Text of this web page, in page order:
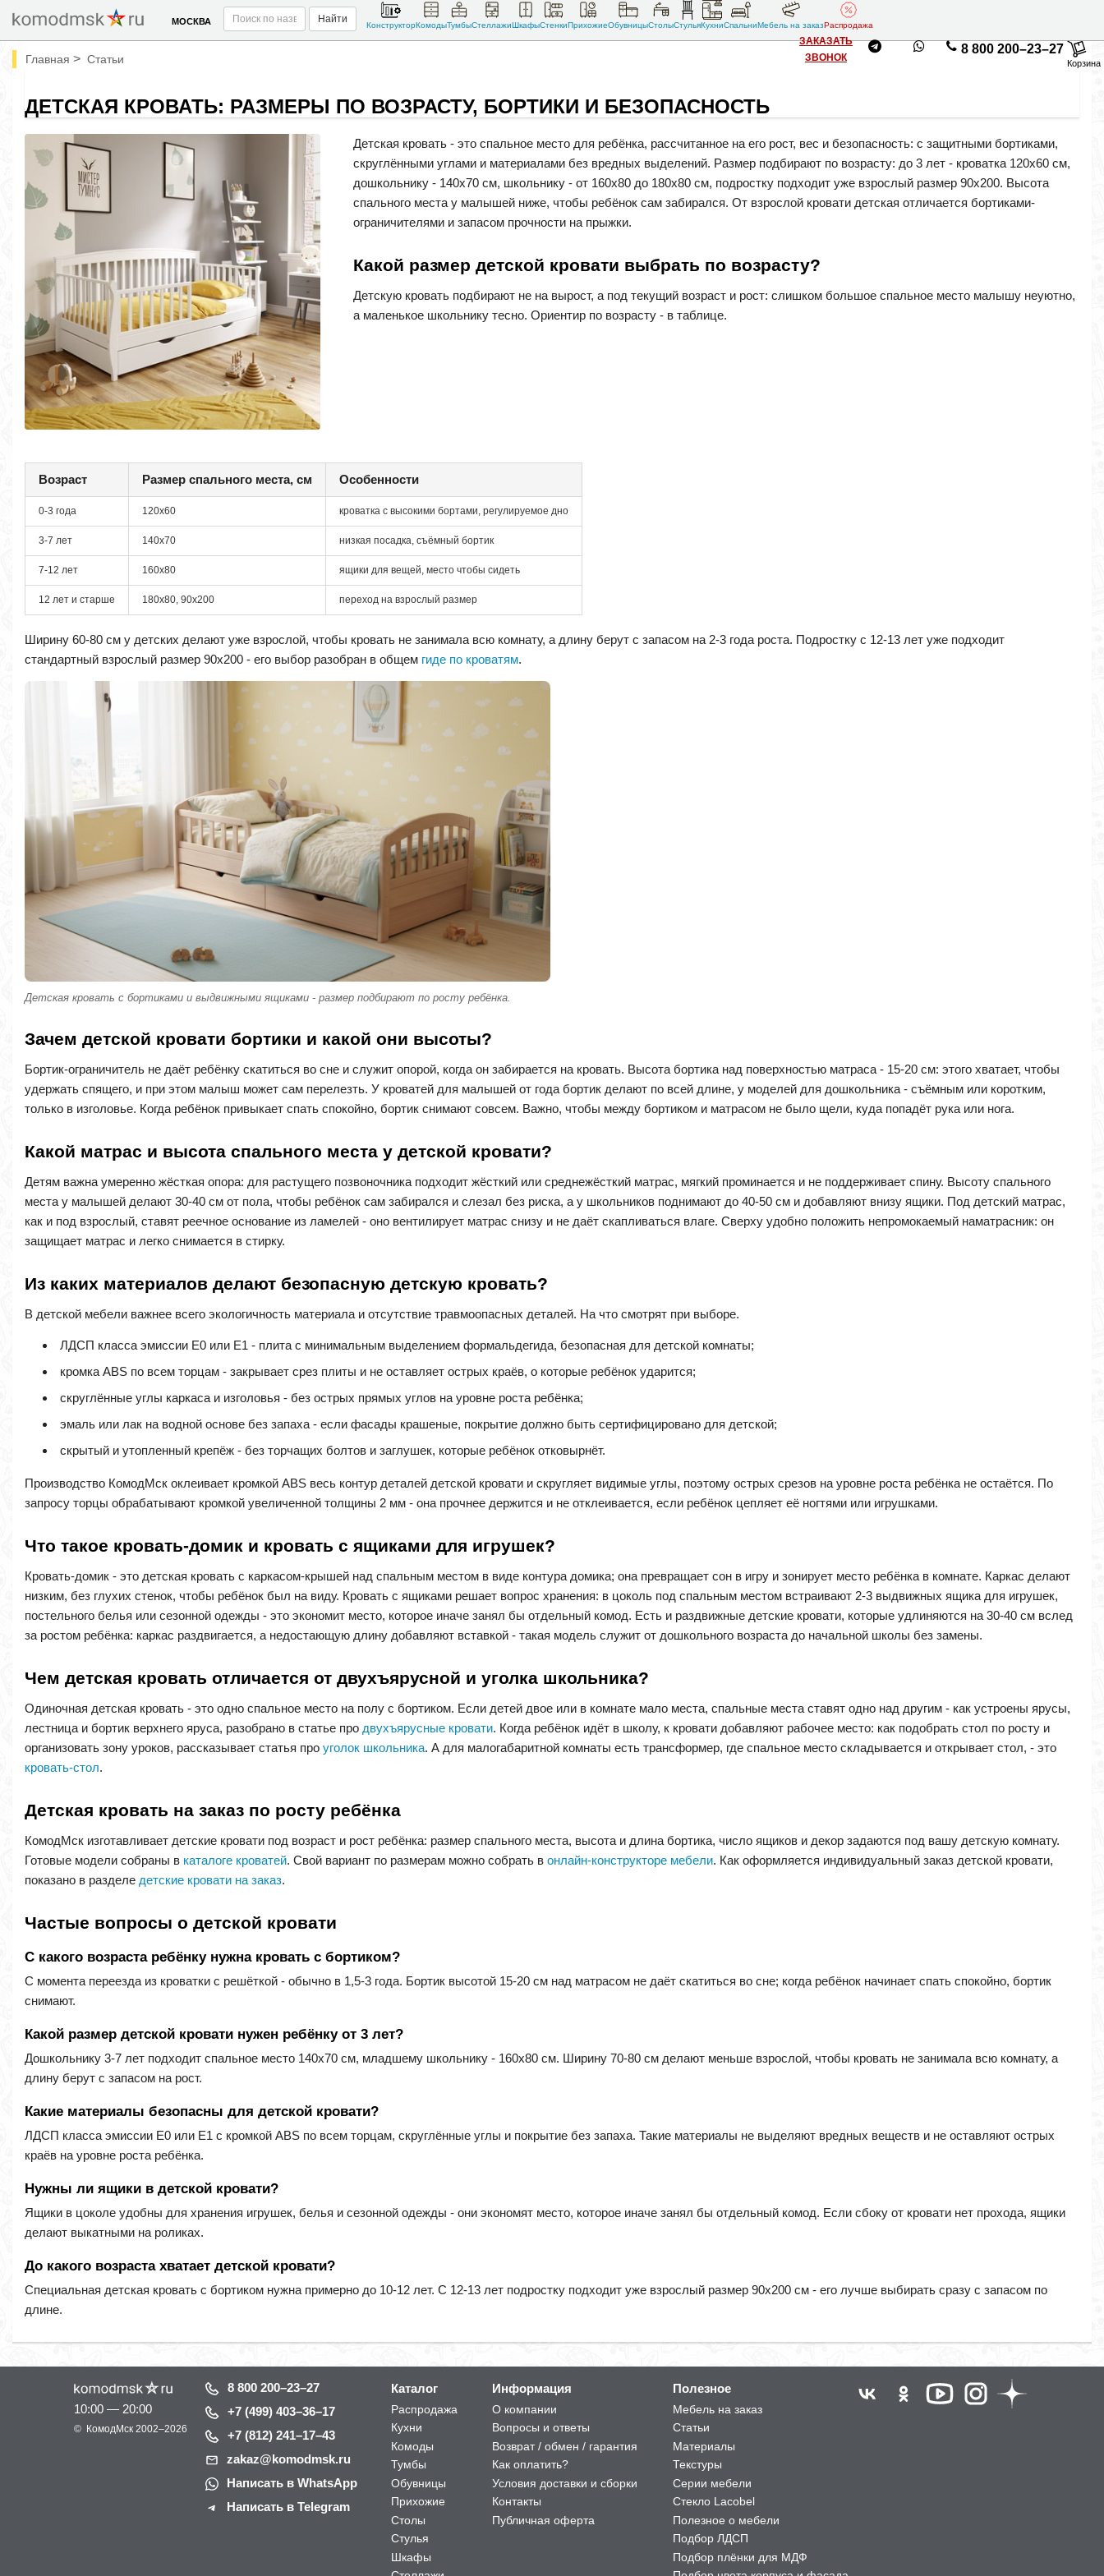
МОСКВА Найти
КонструкторКомодыТумбыСтеллажиШкафыСтенкиПрихожиеОбувницыСтолыСтульяКухниСпальниМебель на заказРаспродажа
ЗАКАЗАТЬ
ЗВОНОК
8 800 200–23–27
Корзина
Главная > Статьи
ДЕТСКАЯ КРОВАТЬ: РАЗМЕРЫ ПО ВОЗРАСТУ, БОРТИКИ И БЕЗОПАСНОСТЬ
Детская кровать - это спальное место для ребёнка, рассчитанное на его рост, вес и безопасность: с защитными бортиками,
скруглёнными углами и материалами без вредных выделений. Размер подбирают по возрасту: до 3 лет - кроватка 120х60 см,
дошкольнику - 140х70 см, школьнику - от 160х80 до 180х80 см, подростку подходит уже взрослый размер 90х200. Высота
спального места у малышей ниже, чтобы ребёнок сам забирался. От взрослой кровати детская отличается бортиками-
ограничителями и запасом прочности на прыжки.
Какой размер детской кровати выбрать по возрасту?
Детскую кровать подбирают не на вырост, а под текущий возраст и рост: слишком большое спальное место малышу неуютно,
а маленькое школьнику тесно. Ориентир по возрасту - в таблице.
Возраст Размер спального места, см Особенности
0-3 года 120х60 кроватка с высокими бортами, регулируемое дно
3-7 лет 140х70 низкая посадка, съёмный бортик
7-12 лет 160х80 ящики для вещей, место чтобы сидеть
12 лет и старше 180х80, 90х200 переход на взрослый размер
Ширину 60-80 см у детских делают уже взрослой, чтобы кровать не занимала всю комнату, а длину берут с запасом на 2-3 года роста. Подростку с 12-13 лет уже подходит
стандартный взрослый размер 90х200 - его выбор разобран в общем гиде по кроватям.
Детская кровать с бортиками и выдвижными ящиками - размер подбирают по росту ребёнка.
Зачем детской кровати бортики и какой они высоты?
Бортик-ограничитель не даёт ребёнку скатиться во сне и служит опорой, когда он забирается на кровать. Высота бортика над поверхностью матраса - 15-20 см: этого хватает, чтобы
удержать спящего, и при этом малыш может сам перелезть. У кроватей для малышей от года бортик делают по всей длине, у моделей для дошкольника - съёмным или коротким,
только в изголовье. Когда ребёнок привыкает спать спокойно, бортик снимают совсем. Важно, чтобы между бортиком и матрасом не было щели, куда попадёт рука или нога.
Какой матрас и высота спального места у детской кровати?
Детям важна умеренно жёсткая опора: для растущего позвоночника подходит жёсткий или среднежёсткий матрас, мягкий проминается и не поддерживает спину. Высоту спального
места у малышей делают 30-40 см от пола, чтобы ребёнок сам забирался и слезал без риска, а у школьников поднимают до 40-50 см и добавляют внизу ящики. Под детский матрас,
как и под взрослый, ставят реечное основание из ламелей - оно вентилирует матрас снизу и не даёт скапливаться влаге. Сверху удобно положить непромокаемый наматрасник: он
защищает матрас и легко снимается в стирку.
Из каких материалов делают безопасную детскую кровать?
В детской мебели важнее всего экологичность материала и отсутствие травмоопасных деталей. На что смотрят при выборе.
ЛДСП класса эмиссии E0 или E1 - плита с минимальным выделением формальдегида, безопасная для детской комнаты;
кромка ABS по всем торцам - закрывает срез плиты и не оставляет острых краёв, о которые ребёнок ударится;
скруглённые углы каркаса и изголовья - без острых прямых углов на уровне роста ребёнка;
эмаль или лак на водной основе без запаха - если фасады крашеные, покрытие должно быть сертифицировано для детской;
скрытый и утопленный крепёж - без торчащих болтов и заглушек, которые ребёнок отковырнёт.
Производство КомодМск оклеивает кромкой ABS весь контур деталей детской кровати и скругляет видимые углы, поэтому острых срезов на уровне роста ребёнка не остаётся. По
запросу торцы обрабатывают кромкой увеличенной толщины 2 мм - она прочнее держится и не отклеивается, если ребёнок цепляет её ногтями или игрушками.
Что такое кровать-домик и кровать с ящиками для игрушек?
Кровать-домик - это детская кровать с каркасом-крышей над спальным местом в виде контура домика; она превращает сон в игру и зонирует место ребёнка в комнате. Каркас делают
низким, без глухих стенок, чтобы ребёнок был на виду. Кровать с ящиками решает вопрос хранения: в цоколь под спальным местом встраивают 2-3 выдвижных ящика для игрушек,
постельного белья или сезонной одежды - это экономит место, которое иначе занял бы отдельный комод. Есть и раздвижные детские кровати, которые удлиняются на 30-40 см вслед
за ростом ребёнка: каркас раздвигается, а недостающую длину добавляют вставкой - такая модель служит от дошкольного возраста до начальной школы без замены.
Чем детская кровать отличается от двухъярусной и уголка школьника?
Одиночная детская кровать - это одно спальное место на полу с бортиком. Если детей двое или в комнате мало места, спальные места ставят одно над другим - как устроены ярусы,
лестница и бортик верхнего яруса, разобрано в статье про двухъярусные кровати. Когда ребёнок идёт в школу, к кровати добавляют рабочее место: как подобрать стол по росту и
организовать зону уроков, рассказывает статья про уголок школьника. А для малогабаритной комнаты есть трансформер, где спальное место складывается и открывает стол, - это
кровать-стол.
Детская кровать на заказ по росту ребёнка
КомодМск изготавливает детские кровати под возраст и рост ребёнка: размер спального места, высота и длина бортика, число ящиков и декор задаются под вашу детскую комнату.
Готовые модели собраны в каталоге кроватей. Свой вариант по размерам можно собрать в онлайн-конструкторе мебели. Как оформляется индивидуальный заказ детской кровати,
показано в разделе детские кровати на заказ.
Частые вопросы о детской кровати
С какого возраста ребёнку нужна кровать с бортиком?
С момента переезда из кроватки с решёткой - обычно в 1,5-3 года. Бортик высотой 15-20 см над матрасом не даёт скатиться во сне; когда ребёнок начинает спать спокойно, бортик
снимают.
Какой размер детской кровати нужен ребёнку от 3 лет?
Дошкольнику 3-7 лет подходит спальное место 140х70 см, младшему школьнику - 160х80 см. Ширину 70-80 см делают меньше взрослой, чтобы кровать не занимала всю комнату, а
длину берут с запасом на рост.
Какие материалы безопасны для детской кровати?
ЛДСП класса эмиссии E0 или E1 с кромкой ABS по всем торцам, скруглённые углы и покрытие без запаха. Такие материалы не выделяют вредных веществ и не оставляют острых
краёв на уровне роста ребёнка.
Нужны ли ящики в детской кровати?
Ящики в цоколе удобны для хранения игрушек, белья и сезонной одежды - они экономят место, которое иначе занял бы отдельный комод. Если сбоку от кровати нет прохода, ящики
делают выкатными на роликах.
До какого возраста хватает детской кровати?
Специальная детская кровать с бортиком нужна примерно до 10-12 лет. С 12-13 лет подростку подходит уже взрослый размер 90х200 см - его лучше выбирать сразу с запасом по
длине.
10:00 — 20:00
© КомодМск 2002–2026
8 800 200–23–27
+7 (499) 403–36–17
+7 (812) 241–17–43
zakaz@komodmsk.ru
Написать в WhatsApp
Написать в Telegram
Каталог
Распродажа
Кухни
Комоды
Тумбы
Обувницы
Прихожие
Столы
Стулья
Шкафы
Информация
О компании
Вопросы и ответы
Возврат / обмен / гарантия
Как оплатить?
Условия доставки и сборки
Контакты
Публичная оферта
Полезное
Мебель на заказ
Статьи
Материалы
Текстуры
Серии мебели
Стекло Lacobel
Полезное о мебели
Подбор ЛДСП
Подбор плёнки для МДФ